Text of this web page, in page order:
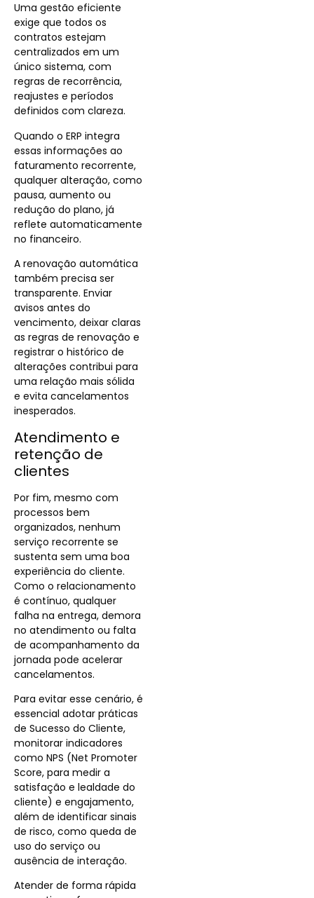
Uma gestão eficiente
exige que todos os
contratos estejam
centralizados em um
único sistema, com
regras de recorrência,
reajustes e períodos
definidos com clareza.
Quando o ERP integra
essas informações ao
faturamento recorrente,
qualquer alteração, como
pausa, aumento ou
redução do plano, já
reflete automaticamente
no financeiro.
A renovação automática
também precisa ser
transparente. Enviar
avisos antes do
vencimento, deixar claras
as regras de renovação e
registrar o histórico de
alterações contribui para
uma relação mais sólida
e evita cancelamentos
inesperados.
Atendimento e
retenção de
clientes
Por fim, mesmo com
processos bem
organizados, nenhum
serviço recorrente se
sustenta sem uma boa
experiência do cliente.
Como o relacionamento
é contínuo, qualquer
falha na entrega, demora
no atendimento ou falta
de acompanhamento da
jornada pode acelerar
cancelamentos.
Para evitar esse cenário, é
essencial adotar práticas
de Sucesso do Cliente,
monitorar indicadores
como NPS (Net Promoter
Score, para medir a
satisfação e lealdade do
cliente) e engajamento,
além de identificar sinais
de risco, como queda de
uso do serviço ou
ausência de interação.
Atender de forma rápida